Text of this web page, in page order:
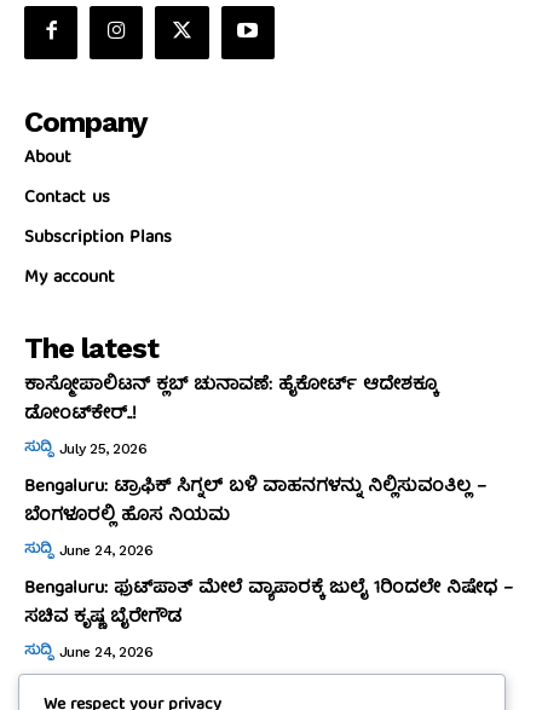
Company
About
Contact us
Subscription Plans
My account
The latest
ಕಾಸ್ಮೋಪಾಲಿಟನ್‌ ಕ್ಲಬ್‌ ಚುನಾವಣೆ: ಹೈಕೋರ್ಟ್‌ ಆದೇಶಕ್ಕೂ
ಡೋಂಟ್‌ಕೇರ್‌..!
ಸುದ್ದಿ July 25, 2026
Bengaluru: ಟ್ರಾಫಿಕ್‌ ಸಿಗ್ನಲ್‌ ಬಳಿ ವಾಹನಗಳನ್ನು ನಿಲ್ಲಿಸುವಂತಿಲ್ಲ –
ಬೆಂಗಳೂರಲ್ಲಿ ಹೊಸ ನಿಯಮ
ಸುದ್ದಿ June 24, 2026
Bengaluru: ಫುಟ್‌ಪಾತ್‌ ಮೇಲೆ ವ್ಯಾಪಾರಕ್ಕೆ ಜುಲೈ 1ರಿಂದಲೇ ನಿಷೇಧ –
ಸಚಿವ ಕೃಷ್ಣ ಬೈರೇಗೌಡ
ಸುದ್ದಿ June 24, 2026